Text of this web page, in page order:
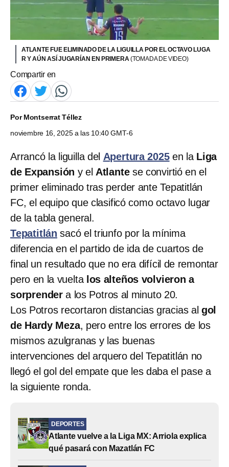
ATLANTE FUE ELIMINADO DE LA LIGUILLA POR EL OCTAVO LUGA
R Y AÚN ASÍ JUGARÍAN EN PRIMERA(TOMADA DE VIDEO)
Compartir en
PorMontserrat Téllez
noviembre 16, 2025 a las 10:40 GMT-6
Arrancó la liguilla del Apertura 2025en la Liga
de Expansión y el Atlante se convirtió en el
primer eliminado tras perder ante Tepatitlán
FC, el equipo que clasificó como octavo lugar
de la tabla general.
Tepatitlán sacó el triunfo por la mínima
diferencia en el partido de ida de cuartos de
final un resultado que no era difícil de remontar
pero en la vuelta los alteños volvieron a
sorprender a los Potros al minuto 20.
Los Potros recortaron distancias gracias al gol
de Hardy Meza, pero entre los errores de los
mismos azulgranas y las buenas
intervenciones del arquero del Tepatitlán no
llegó el gol del empate que les daba el pase a
la siguiente ronda.
DEPORTES
Atlante vuelve a la Liga MX: Arriola explica
qué pasará con Mazatlán FC